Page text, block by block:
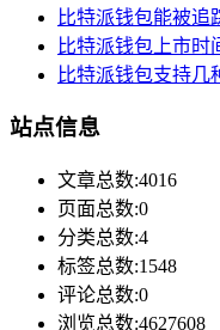
比特派钱包能被追
比特派钱包上市时
比特派钱包支持几
站点信息
文章总数:4016
页面总数:0
分类总数:4
标签总数:1548
评论总数:0
浏览总数:4627608